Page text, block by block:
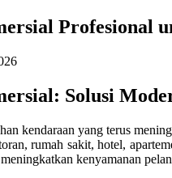
Profesional
Solusi
kendaraan yang terus
rumah sakit, hotel,
kenyamanan